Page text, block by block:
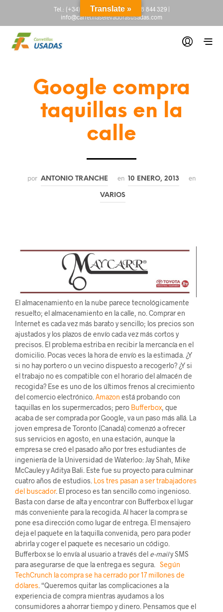
Tel.: (+34) 665 845 222-(+34) 918 844 329|
info@carretillaselevadorasusadas.com
Google compra
taquillas en la
calle
por ANTONIO TRANCHE en 10 ENERO, 2013 en
VARIOS
El almacenamiento en la nube parece tecnológicamente
resuelto; el almacenamiento en la calle, no. Comprar en
Internet es cada vez más barato y sencillo; los precios son
ajustados y los plazos de envío cada vez más cortos y
precisos. El problema estriba en recibir la mercancía en el
domicilio. Pocas veces la hora de envío es la estimada. ¿Y
si no hay portero o un vecino dispuesto a recogerlo? ¿Y si
el trabajo no es compatible con el horario del almacén de
recogida? Ese es uno de los últimos frenos al crecimiento
del comercio electrónico. Amazon está probando con
taquillas en los supermercados; pero Bufferbox , que
acaba de ser comprada por Google, va un paso más allá. La
joven empresa de Toronto (Canadá) comenzó a ofrecer
sus servicios en agosto, en una estación, aunque la
empresa se creó el pasado año por tres estudiantes de
ingeniería de la Universidad de Waterloo: Jay Shah, Mike
McCauley y Aditya Bali. Este fue su proyecto para culminar
cuatro años de estudios. Los tres pasan a ser trabajadores
del buscador. El proceso es tan sencillo como ingenioso.
Basta con darse de alta y encontrar con Bufferbox el lugar
más conveniente para la recogida. Al hacer la compra se
pone esa dirección como lugar de entrega. El mensajero
deja el paquete en la taquilla convenida, pero para poder
abrirla y coger el paquete es necesario un código.
Bufferbox se lo envía al usuario a través del e-maily SMS
para asegurarse de que la entrega es segura. Según
TechCrunch la compra se ha cerrado por 17 millones de
dólares . “Queremos quitar las complicaciones a la
experiencia de compra mientras ayudamos a los
consumidores a ahorrar tiempo y dinero. Pensamos que el
Translate »